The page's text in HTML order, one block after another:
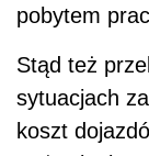
pobytem
Stąd też
sytuacjach
koszt